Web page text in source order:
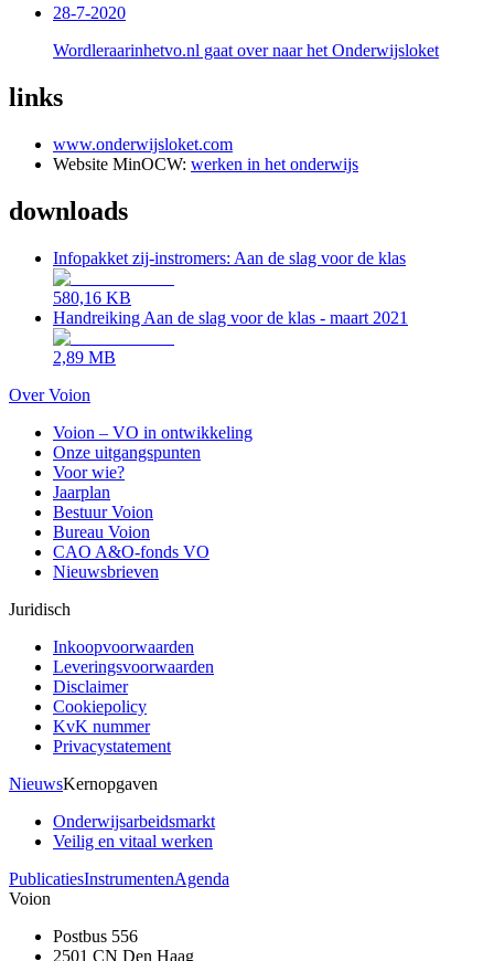
28-7-2020
Wordleraarinhetvo.nl gaat over naar het Onderwijsloket
links
www.onderwijsloket.com
Website MinOCW: werken in het onderwijs
downloads
Infopakket zij-instromers: Aan de slag voor de klas
580,16 KB
Handreiking Aan de slag voor de klas - maart 2021
2,89 MB
Over Voion
Voion – VO in ontwikkeling
Onze uitgangspunten
Voor wie?
Jaarplan
Bestuur Voion
Bureau Voion
CAO A&O-fonds VO
Nieuwsbrieven
Juridisch
Inkoopvoorwaarden
Leveringsvoorwaarden
Disclaimer
Cookiepolicy
KvK nummer
Privacystatement
NieuwsKernopgaven
Onderwijsarbeidsmarkt
Veilig en vitaal werken
PublicatiesInstrumentenAgenda
Voion
Postbus 556
2501 CN Den Haag